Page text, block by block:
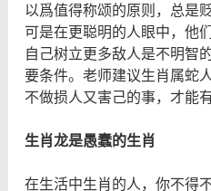
以爲值得称颂的原则，总是
可是在更聪明的人眼中，他
自己树立更多敌人是不明智
要条件。老师建议生肖属蛇
不做损人又害己的事，才能
生肖龙是
在生活中生肖的人，你不得